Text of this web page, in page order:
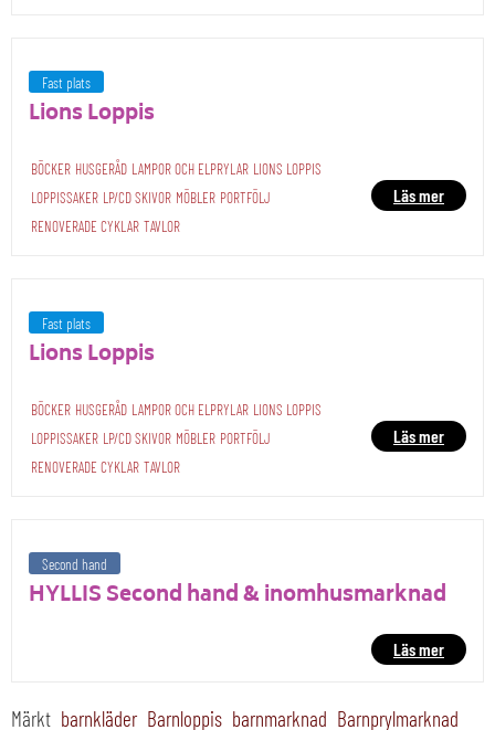
Fast plats
Lions Loppis
BÖCKER HUSGERÅD LAMPOR OCH ELPRYLAR LIONS LOPPIS
LOPPISSAKER LP/CD SKIVOR MÖBLER PORTFÖLJ
RENOVERADE CYKLAR TAVLOR
Läs mer
Fast plats
Lions Loppis
BÖCKER HUSGERÅD LAMPOR OCH ELPRYLAR LIONS LOPPIS
LOPPISSAKER LP/CD SKIVOR MÖBLER PORTFÖLJ
RENOVERADE CYKLAR TAVLOR
Läs mer
Second hand
HYLLIS Second hand & inomhusmarknad
Läs mer
Märkt barnkläder Barnloppis barnmarknad Barnprylmarknad